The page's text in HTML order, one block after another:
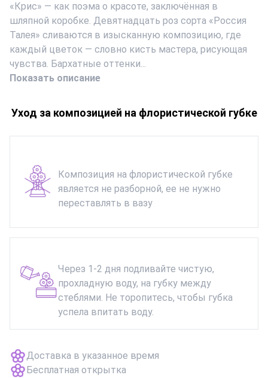
«Крис» — как поэма о красоте, заключённая в
шляпной коробке. Девятнадцать роз сорта «Россия
Талея» сливаются в изысканную композицию, где
каждый цветок — словно кисть мастера, рисующая
чувства. Бархатные оттенки...
Показать описание
Уход за композицией на флористической губке
Композиция на флористической губке
является не разборной, ее не нужно
переставлять в вазу
Через 1-2 дня подливайте чистую,
прохладную воду, на губку между
стеблями. Не торопитесь, чтобы губка
успела впитать воду.
Доставка в указанное время
Бесплатная открытка